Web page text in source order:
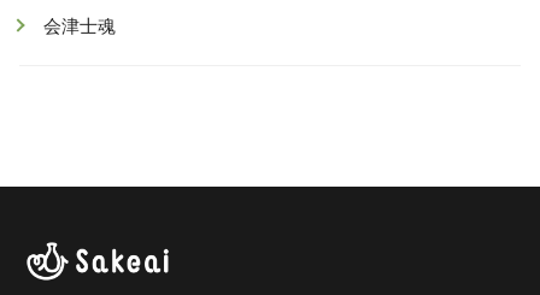
会津士魂